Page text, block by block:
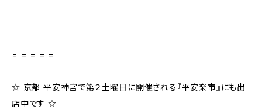
= = = = =
☆ 京都 平安神宮で第２土曜日に開催される『平安楽市』にも出
店中です ☆